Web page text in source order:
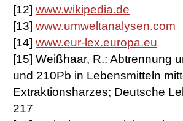
[12] www.wikipedia.de
[13] www.umweltanalysen.com
[14] www.eur-lex.europa.eu
[15] Weißhaar, R.: Abtrennung
und 210Pb in Lebensmitteln
Extraktionsharzes; Deutsche
217